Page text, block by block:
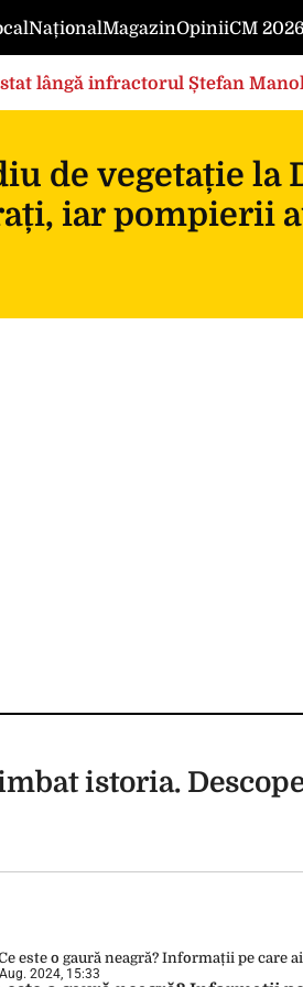
NaționalMagazinOpiniiCM 2026
lângă infractorul Ștefan
de vegetație la
iar pompierii
istoria.
2024, 15:33